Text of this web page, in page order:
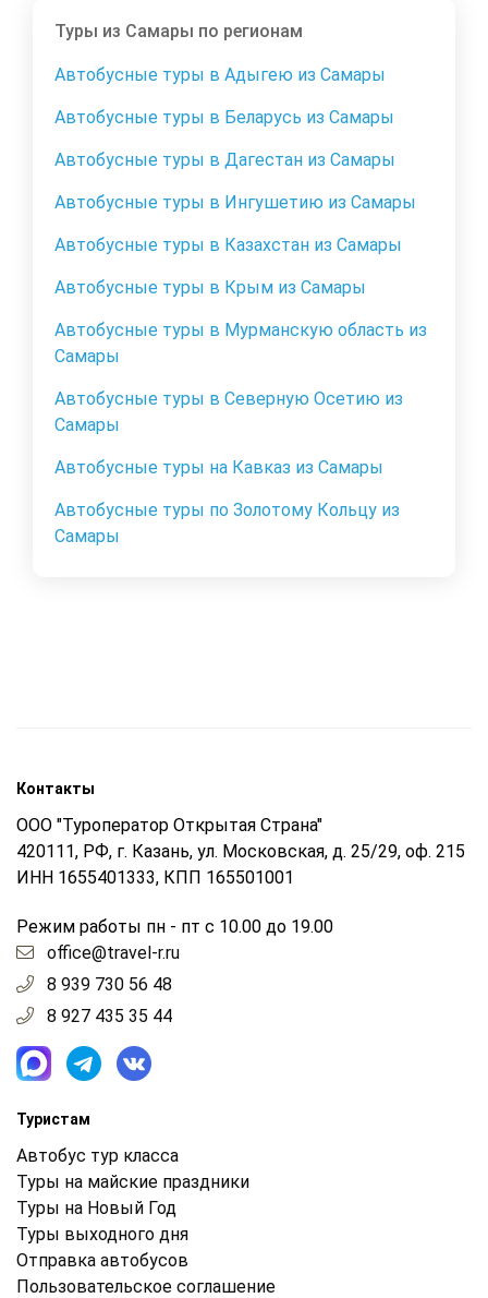
Туры из Самары по регионам
Автобусные туры в Адыгею из Самары
Автобусные туры в Беларусь из Самары
Автобусные туры в Дагестан из Самары
Автобусные туры в Ингушетию из Самары
Автобусные туры в Казахстан из Самары
Автобусные туры в Крым из Самары
Автобусные туры в Мурманскую область из
Самары
Автобусные туры в Северную Осетию из
Самары
Автобусные туры на Кавказ из Самары
Автобусные туры по Золотому Кольцу из
Самары
Контакты
ООО "Туроператор Открытая Страна"
420111, РФ, г. Казань, ул. Московская, д. 25/29, оф. 215
ИНН 1655401333, КПП 165501001
Режим работы пн - пт с 10.00 до 19.00
office@travel-r.ru
8 939 730 56 48
8 927 435 35 44
Туристам
Автобус тур класса
Туры на майские праздники
Туры на Новый Год
Туры выходного дня
Отправка автобусов
Пользовательское соглашение